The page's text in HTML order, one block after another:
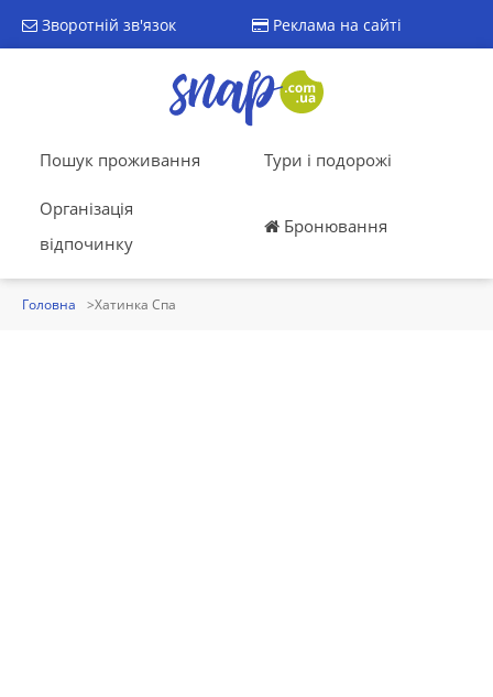
Зворотній зв'язок Реклама на сайті
Пошук проживання Тури і подорожі
Організація
відпочинку
Бронювання
Головна Хатинка Спа